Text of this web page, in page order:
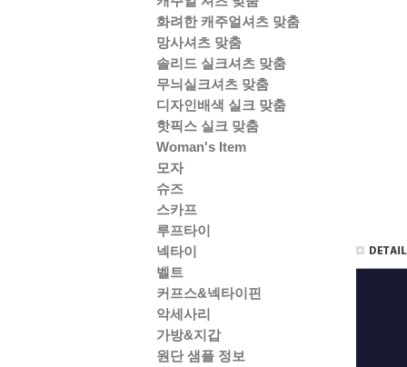
화려한 캐주얼셔츠 맞춤
망사셔츠 맞춤
솔리드 실크셔츠 맞춤
무늬실크셔츠 맞춤
디자인배색 실크 맞춤
핫픽스 실크 맞춤
Woman's Item
모자
슈즈
스카프
루프타이
넥타이
벨트
커프스&넥타이핀
악세사리
가방&지갑
원단 샘플 정보